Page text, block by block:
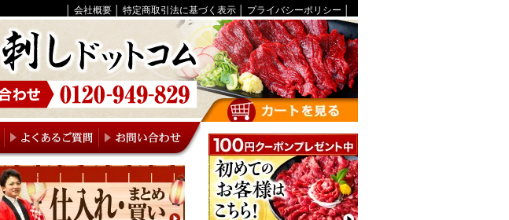
会社概要 特定商取引法に基づく表示 プライバシーポリシー